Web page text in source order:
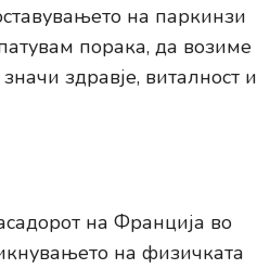
на паркинзи
порака, да возиме
здравје, виталност и
на Франција во
на физичката